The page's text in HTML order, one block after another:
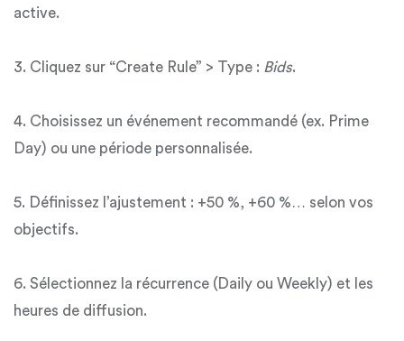
active.
3. Cliquez sur “Create Rule” > Type : Bids.
4. Choisissez un événement recommandé (ex. Prime
Day) ou une période personnalisée.
5. Définissez l’ajustement : +50 %, +60 %… selon vos
objectifs.
6. Sélectionnez la récurrence (Daily ou Weekly) et les
heures de diffusion.